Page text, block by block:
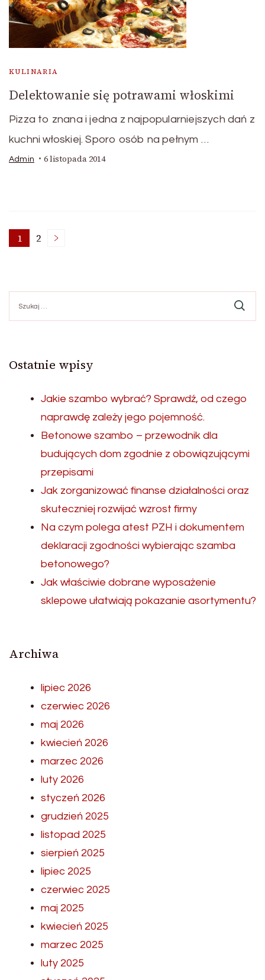
KULINARIA
Delektowanie się potrawami włoskimi
Pizza to znana i jedna z najpopularniejszych dań z
kuchni włoskiej. Sporo osób na pełnym …
Admin 6 listopada 2014
Stronicowanie
wpisów
Strona
1 Strona
2
Ostatnie wpisy
Jakie szambo wybrać? Sprawdź, od czego
naprawdę zależy jego pojemność.
Betonowe szambo – przewodnik dla
budujących dom zgodnie z obowiązującymi
przepisami
Jak zorganizować finanse działalności oraz
skuteczniej rozwijać wzrost firmy
Na czym polega atest PZH i dokumentem
deklaracji zgodności wybierając szamba
betonowego?
Jak właściwie dobrane wyposażenie
sklepowe ułatwiają pokazanie asortymentu?
Archiwa
lipiec 2026
czerwiec 2026
maj 2026
kwiecień 2026
marzec 2026
luty 2026
styczeń 2026
grudzień 2025
listopad 2025
sierpień 2025
lipiec 2025
czerwiec 2025
maj 2025
kwiecień 2025
marzec 2025
luty 2025